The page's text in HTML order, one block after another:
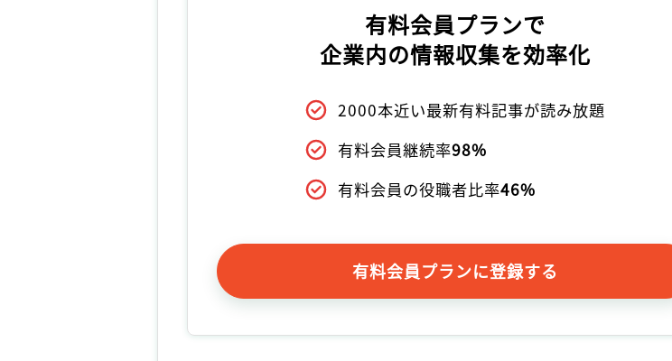
有料会員プランで
企業内の情報収集を効率化
2000本近い最新有料記事が読み放題
有料会員継続率98%
有料会員の役職者比率46%
有料会員プランに登録する